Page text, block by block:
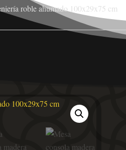
roble ahumado 100x29x75 cm